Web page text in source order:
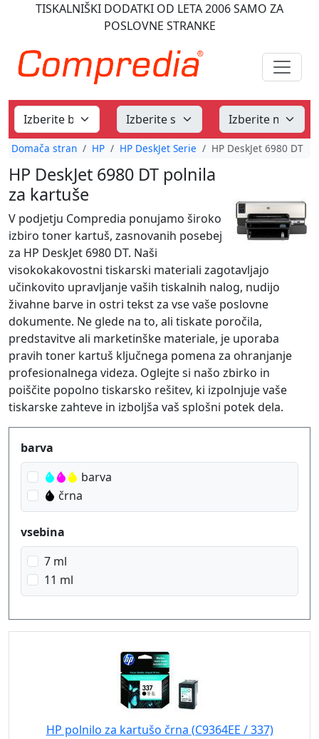
TISKALNIŠKI DODATKI OD LETA 2006SAMO ZA
POSLOVNE STRANKE
Domača stran HP HP DeskJet Serie HP DeskJet 6980 DT
HP DeskJet 6980 DT polnila
za kartuše
V podjetju Compredia ponujamo široko
izbiro toner kartuš, zasnovanih posebej
za HP DeskJet 6980 DT. Naši
visokokakovostni tiskarski materiali zagotavljajo
učinkovito upravljanje vaših tiskalnih nalog, nudijo
živahne barve in ostri tekst za vse vaše poslovne
dokumente. Ne glede na to, ali tiskate poročila,
predstavitve ali marketinške materiale, je uporaba
pravih toner kartuš ključnega pomena za ohranjanje
profesionalnega videza. Oglejte si našo zbirko in
poiščite popolno tiskarsko rešitev, ki izpolnjuje vaše
tiskarske zahteve in izboljša vaš splošni potek dela.
Produktfilter
barva
barva
črna
vsebina
7 ml
11 ml
HP polnilo za kartušo črna (C9364EE / 337)